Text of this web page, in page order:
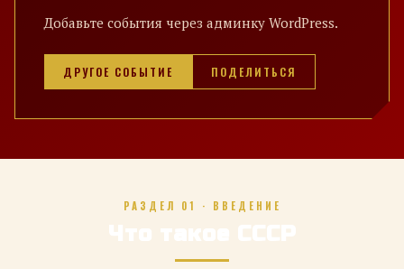
Добавьте события через админку WordPress.
ДРУГОЕ СОБЫТИЕ ПОДЕЛИТЬСЯ
РАЗДЕЛ 01 · ВВЕДЕНИЕ
Что такое СССР